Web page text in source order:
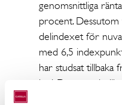
genomsnittliga
procent.
delindexet för
med 6,5
har studsat tillbaka
juni. Däremot